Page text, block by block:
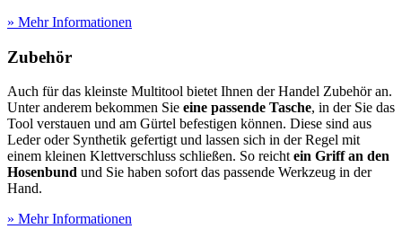
» Mehr Informationen
Zubehör
Auch für das kleinste Multitool bietet Ihnen der Handel Zubehör an.
Unter anderem bekommen Sie eine passende Tasche, in der Sie das
Tool verstauen und am Gürtel befestigen können. Diese sind aus
Leder oder Synthetik gefertigt und lassen sich in der Regel mit
einem kleinen Klettverschluss schließen. So reichtein Griff an den
Hosenbund und Sie haben sofort das passende Werkzeug in der
Hand.
» Mehr Informationen